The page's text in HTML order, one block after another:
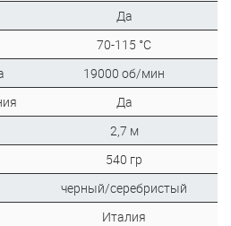
Да
70-115 °C
19000 об/мин
Да
2,7 м
540 гр
черный/серебристый
Италия